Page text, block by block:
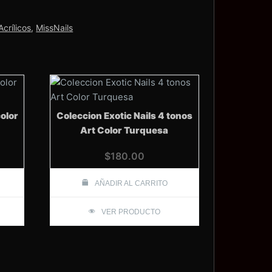
, MissNails
Coleccion Exotic Nails 4 tonos
Art Color Turquesa
$180.00
AÑADIR AL CARRITO
VER PRODUCTO